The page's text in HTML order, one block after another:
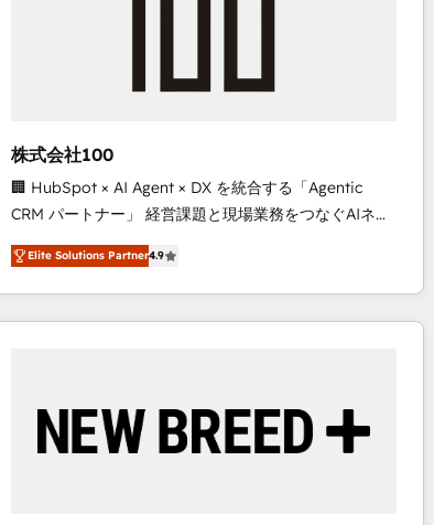
株式会社100
🏢 HubSpot × AI Agent × DX を統合する「Agentic
CRM パートナー」 経営課題と現場業務をつなぐAIネイ
ティブ・エージェンシーとして、HubSpot Eliteの実装
力で顧客フロント業務を再設計します。 💡 100inc は何
をする会社か？ HubSpotを共通基盤に、AIエージェン
トを組み込んだ顧客フロント業務（マーケティング・営
を、CRMを軸とした全社共通基盤に再構築します。意
思決定者・PMO・現場担当者に並走します。 1️⃣
Elite Solutions Partner4.9